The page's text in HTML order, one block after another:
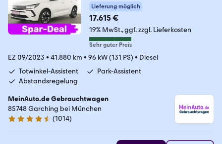
Lieferung möglich
17.615 €
19% MwSt. ggf. zzgl. Lieferkosten
Sehr guter Preis
EZ 09/2023 • 41.880 km • 96 kW (131 PS) • Diesel
Totwinkel-Assistent
Park-Assistent
Abstandsregelung
MeinAuto.de Gebrauchtwagen
85748 Garching bei München
4.6 Sterne
(1014)